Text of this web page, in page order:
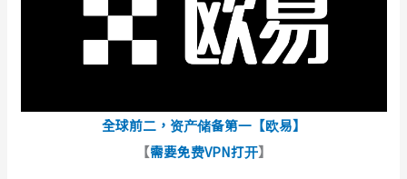
全球前二，资产储备第一【欧易】
【需要免费VPN打开】